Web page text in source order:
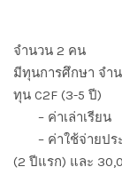
จำนวน 2 คน
มีทุนการศึกษา จำ
ทุน C2F (3-5 ปี)
– ค่าเล่าเรียน
– ค่าใช้จ่ายประ
(2 ปีแรก) และ